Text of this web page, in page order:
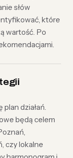
słów
które
wartość. Po
działań.
będą celem
czy lokalne